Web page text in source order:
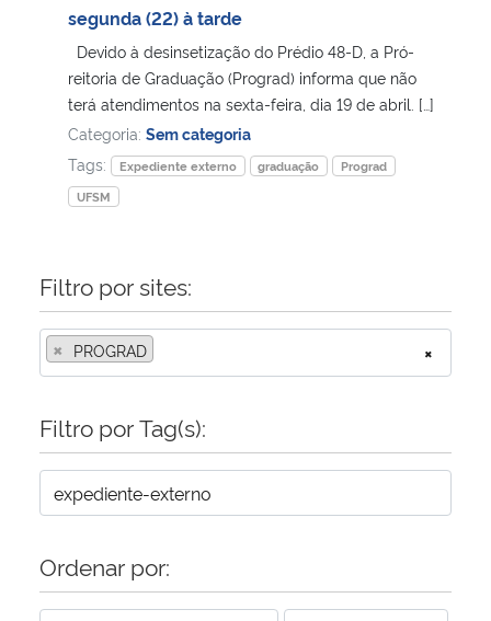
Ministério da Mulher, da Família e dos Direitos Humanos
Secretaria-Geral
Secretaria de Governo
Advocacia-Geral da União
Banco Central do Brasil
segunda (22) à tarde
Devido à desinsetização do Prédio 48-D, a Pró-
reitoria de Graduação (Prograd) informa que não
terá atendimentos na sexta-feira, dia 19 de abril. […]
Categoria: Sem categoria
Tags:
Expediente externo graduação
Prograd
UFSM
Filtro por sites:
×
× PROGRAD
Filtro por Tag(s):
Ordenar por: